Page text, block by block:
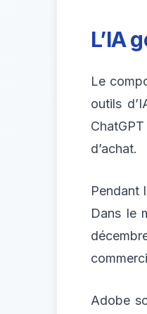
L’IA
Le
outils
d’achat.
Pendant
Dans le
Adobe